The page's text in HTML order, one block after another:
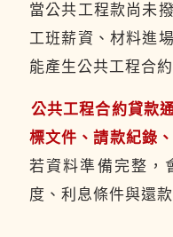
當公共工程款尚未
工班薪資、材料進
能產生公共工程合
公共工程合約貸款
標文件、請款紀錄
若資料準備完整，
度、利息條件與還款